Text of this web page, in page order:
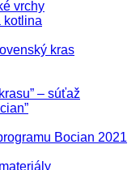
vrchy
kotlina
kras
– súťaž
Bocian 2021